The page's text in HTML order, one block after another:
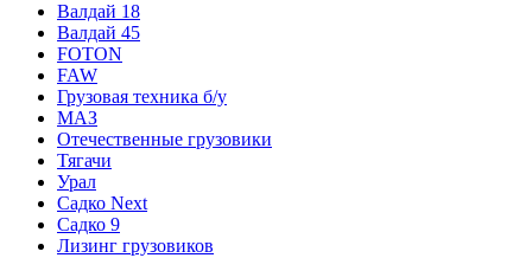
Валдай 18
Валдай 45
FOTON
FAW
Грузовая техника б/у
МАЗ
Отечественные грузовики
Тягачи
Урал
Садко Next
Садко 9
Лизинг грузовиков